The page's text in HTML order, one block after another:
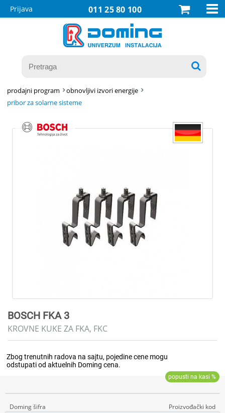
011 25 80 100
Prijava 

prodajni program
obnovljivi izvori energije
pribor za solarne sisteme
BOSCH FKA 3
KROVNE KUKE ZA FKA, FKC